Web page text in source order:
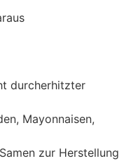
durcherhitzter
Mayonnaisen,
zur Herstellung